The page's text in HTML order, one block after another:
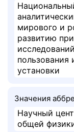
мирового и
развитию
пользования
установки
Значения
Научный
общей